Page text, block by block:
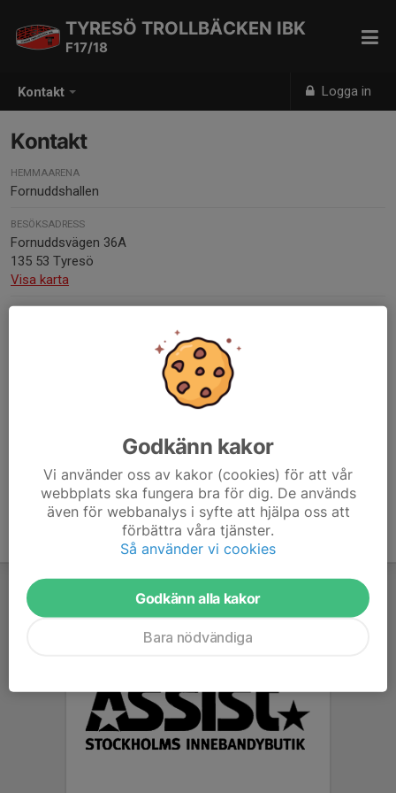
Kontakt Logga in
TYRESÖ TROLLBÄCKEN IBK
F17/18
Kontakt
HEMMAARENA
Fornuddshallen
BESÖKSADRESS
Fornuddsvägen 36A
135 53 Tyresö
Visa karta
Anders Karlsson
076-100 59 26Godkänn kakor
Vi använder oss av kakor (cookies) för att vår
webbplats ska fungera bra för dig. De används
även för webbanalys i syfte att hjälpa oss att
förbättra våra tjänster.
Så använder vi cookies
Godkänn alla kakor
Bara nödvändiga